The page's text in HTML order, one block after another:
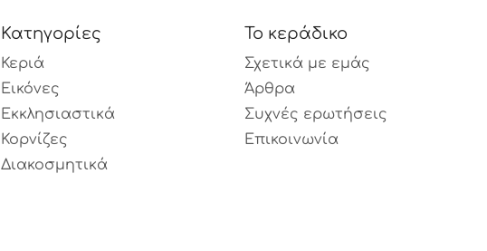
Κατηγορίες
Κεριά
Εικόνες
Εκκλησιαστικά
Κορνίζες
Διακοσμητικά
Το κεράδικο
Σχετικά με εμάς
Άρθρα
Συχνές ερωτήσεις
Επικοινωνία